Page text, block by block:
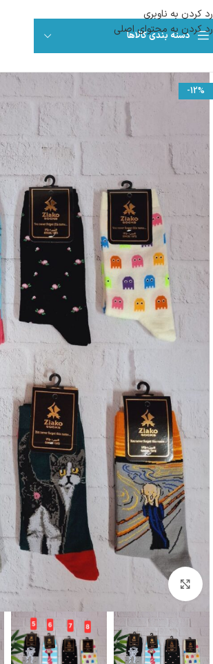
رد کردن به ناوبری
رد کردن به محتوای اصلی
دسته بندی کالاها
-12%
بزرگنمایی تصویر